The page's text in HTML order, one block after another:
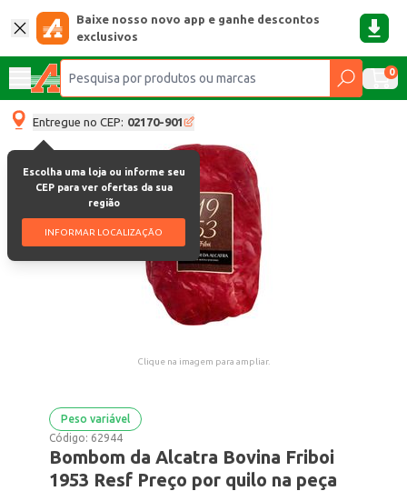
Baixe nosso novo app e ganhe descontos
exclusivos
0
Entregue no CEP: 02170-901
Escolha uma loja ou informe seu
CEP para ver ofertas da sua
região
INFORMAR LOCALIZAÇÃO
Clique na imagem para ampliar.
Peso variável
Código: 62944
Bombom da Alcatra Bovina Friboi
1953 Resf Preço por quilo na peça